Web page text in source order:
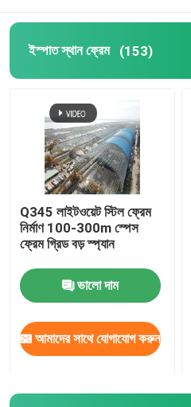
ইস্পাত স্থান ফ্রেম (153)
Q345 লাইটওয়েট স্টিল ফ্রেম
নির্মাণ 100-300m স্পেস
ফ্রেম গ্রিড বড় স্প্যান
ভালো দাম
আমাদের সাথে যোগাযোগ করুন